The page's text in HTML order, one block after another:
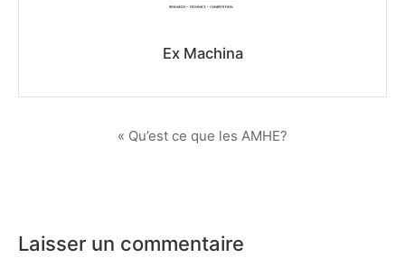
Ex Machina
Navigation« Qu’est ce que les AMHE?
Laisser un commentaire